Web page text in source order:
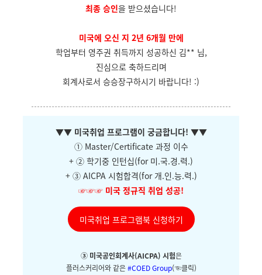
최종 승인을 받으셨습니다!
미국에 오신 지 2년 6개월 만에
학업부터 영주권 취득까지 성공하신 김** 님,
진심으로 축하드리며
회계사로서 승승장구하시기 바랍니다! :)
▼▼ 미국취업 프로그램이 궁금합니다! ▼▼
① Master/Certificate 과정 이수
+ ② 학기중 인턴십(for 미.국.경.력.)
+ ③ AICPA 시험합격(for 개.인.능.력.)
☞☞☞ 미국 정규직 취업 성공!
미국취업 프로그램북 신청하기
③ 미국공인회계사(AICPA) 시험은
플러스커리어와 같은#COED Group(☜클릭)